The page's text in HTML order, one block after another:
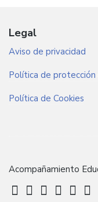
Legal
Aviso de privacidad
Política de
Política de Cookies
Acompañamiento